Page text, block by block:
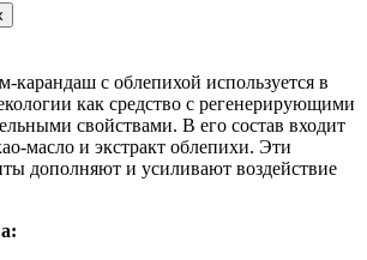
карандаш с облепихой используется в
как средство с регенерирующими
свойствами. В его состав входит
масло и экстракт облепихи. Эти
дополняют и усиливают воздействие